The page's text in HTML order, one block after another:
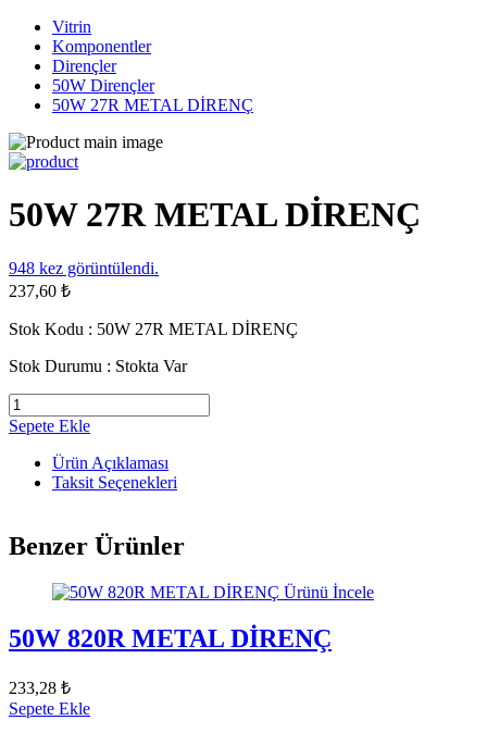
Vitrin
Komponentler
Dirençler
50W Dirençler
50W 27R METAL DİRENÇ
50W 27R METAL DİRENÇ
948 kez görüntülendi.
237,60 ₺
Stok Kodu : 50W 27R METAL DİRENÇ
Stok Durumu : Stokta Var
Sepete Ekle
Ürün Açıklaması
Taksit Seçenekleri
Benzer Ürünler
Ürünü İncele
50W 820R METAL DİRENÇ
233,28 ₺
Sepete Ekle